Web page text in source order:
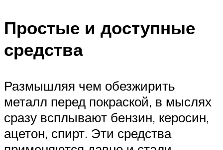
Простые и доступные
средства
Размышляя чем обезжирить
металл перед покраской, в мыслях
сразу всплывают бензин, керосин,
ацетон, спирт. Эти средства